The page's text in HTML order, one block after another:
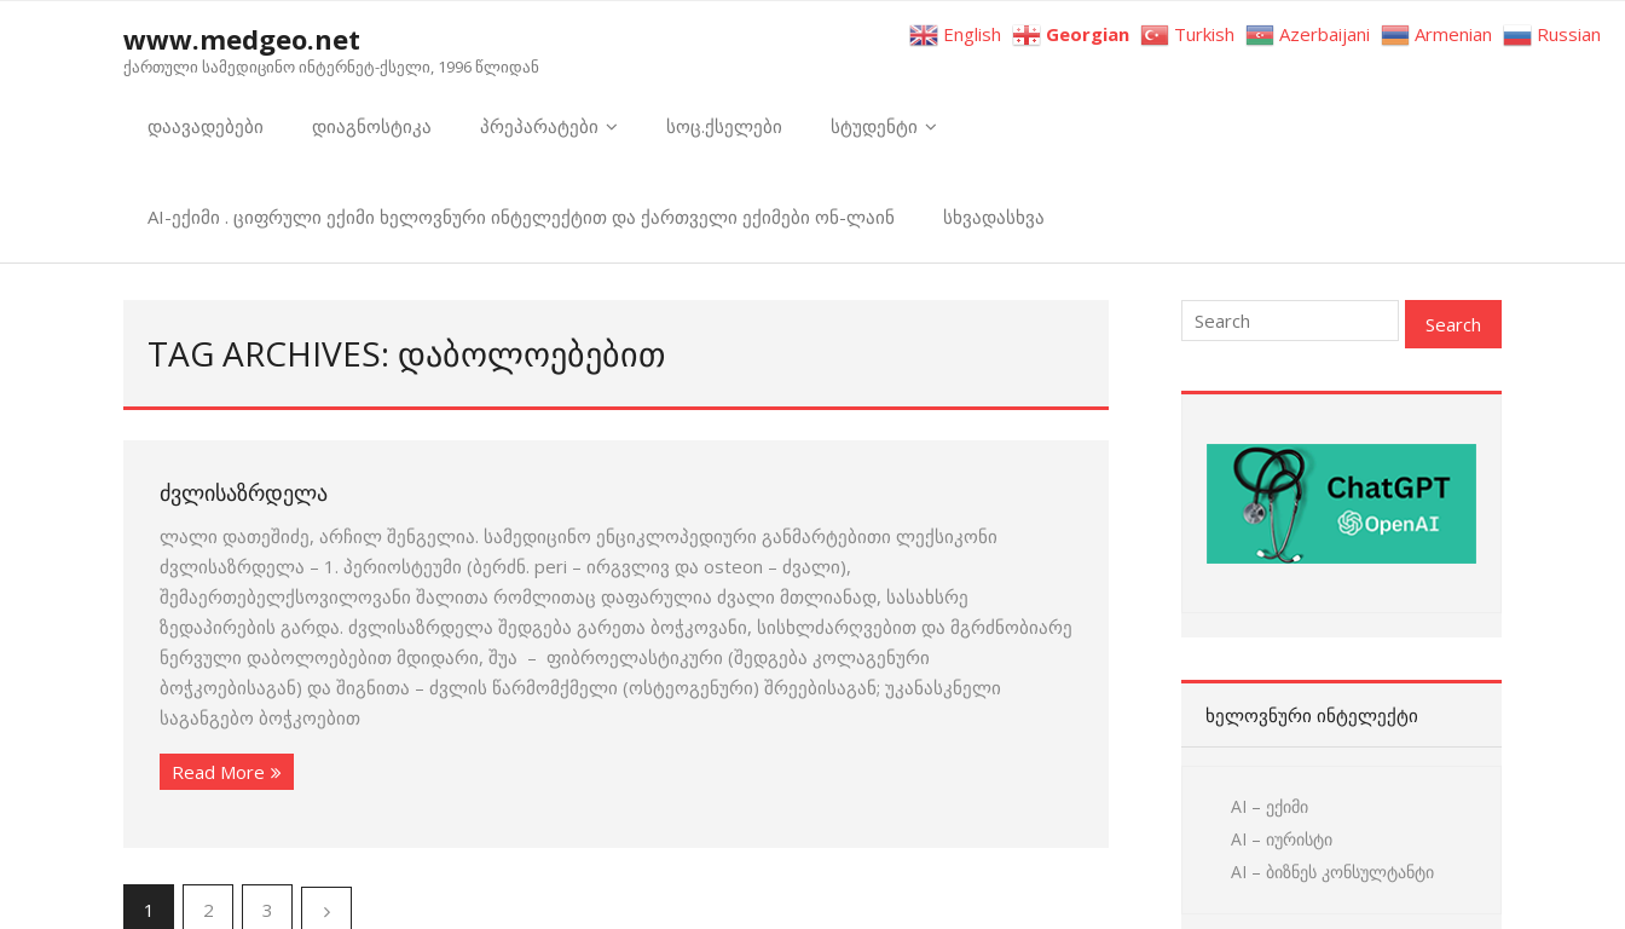
www.medgeo.net
ქართული სამედიცინო ინტერნეტ-ქსელი, 1996 წლიდან
დაავადებები დიაგნოსტიკა პრეპარატები სოც.ქსელები სტუდენტი
AI-ექიმი . ციფრული ექიმი ხელოვნური ინტელექტით და ქართველი ექიმები ონ-ლაინ სხვადასხვა
TAG ARCHIVES: ᲓᲐᲑᲝᲚᲝᲔᲑᲔᲑᲘᲗ
ᲫᲕᲚᲘᲡᲐᲖᲠᲓᲔᲚᲐ
ლალი დათეშიძე, არჩილ შენგელია. სამედიცინო ენციკლოპედიური განმარტებითი ლექსიკონი
ძვლისაზრდელა – 1. პერიოსტეუმი (ბერძნ. peri – ირგვლივ და osteon – ძვალი),
შემაერთებელქსოვილოვანი შალითა რომლითაც დაფარულია ძვალი მთლიანად, სასახსრე
ზედაპირების გარდა. ძვლისაზრდელა შედგება გარეთა ბოჭკოვანი, სისხლძარღვებით და მგრძნობიარე
ნერვული დაბოლოებებით მდიდარი, შუა – ფიბროელასტიკური (შედგება კოლაგენური
ბოჭკოებისაგან) და შიგნითა – ძვლის წარმომქმელი (ოსტეოგენური) შრეებისაგან; უკანასკნელი
საგანგებო ბოჭკოებით
Read More
1 2 3
ᲮᲔᲚᲝᲕᲜᲣᲠᲘ ᲘᲜᲢᲔᲚᲔᲥᲢᲘ
AI – ექიმი
AI – იურისტი
AI – ბიზნეს კონსულტანტი
English Georgian Turkish Azerbaijani Armenian Russian